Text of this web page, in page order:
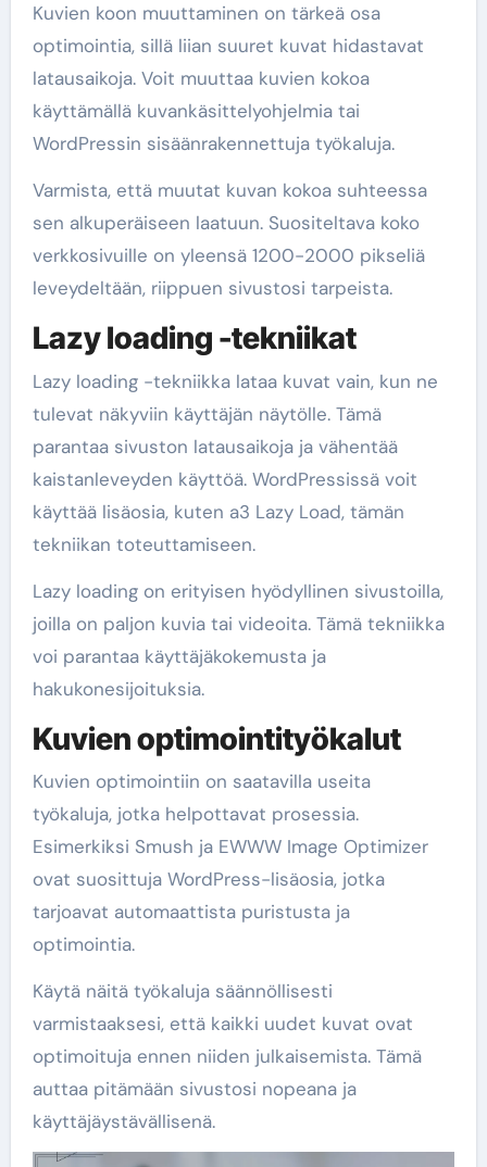
Kuvien koon muuttaminen on tärkeä osa
optimointia, sillä liian suuret kuvat hidastavat
latausaikoja. Voit muuttaa kuvien kokoa
käyttämällä kuvankäsittelyohjelmia tai
WordPressin sisäänrakennettuja työkaluja.
Varmista, että muutat kuvan kokoa suhteessa
sen alkuperäiseen laatuun. Suositeltava koko
verkkosivuille on yleensä 1200-2000 pikseliä
leveydeltään, riippuen sivustosi tarpeista.
Lazy loading -tekniikat
Lazy loading -tekniikka lataa kuvat vain, kun ne
tulevat näkyviin käyttäjän näytölle. Tämä
parantaa sivuston latausaikoja ja vähentää
kaistanleveyden käyttöä. WordPressissä voit
käyttää lisäosia, kuten a3 Lazy Load, tämän
tekniikan toteuttamiseen.
Lazy loading on erityisen hyödyllinen sivustoilla,
joilla on paljon kuvia tai videoita. Tämä tekniikka
voi parantaa käyttäjäkokemusta ja
hakukonesijoituksia.
Kuvien optimointityökalut
Kuvien optimointiin on saatavilla useita
työkaluja, jotka helpottavat prosessia.
Esimerkiksi Smush ja EWWW Image Optimizer
ovat suosittuja WordPress-lisäosia, jotka
tarjoavat automaattista puristusta ja
optimointia.
Käytä näitä työkaluja säännöllisesti
varmistaaksesi, että kaikki uudet kuvat ovat
optimoituja ennen niiden julkaisemista. Tämä
auttaa pitämään sivustosi nopeana ja
käyttäjäystävällisenä.